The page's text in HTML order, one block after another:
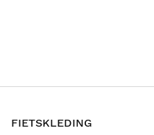
FIETSKLEDING